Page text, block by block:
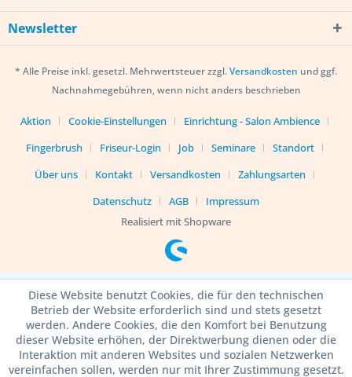
Newsletter
* Alle Preise inkl. gesetzl. Mehrwertsteuer zzgl.Versandkosten und ggf.
Nachnahmegebühren, wenn nicht anders beschrieben
Aktion Cookie-Einstellungen
Einrichtung - Salon Ambience
Fingerbrush
Friseur-Login Job Seminare
Standort
Über uns
Kontakt Versandkosten
Zahlungsarten
Datenschutz
AGB
Impressum
Realisiert mit Shopware
Diese Website benutzt Cookies, die für den technischen
Betrieb der Website erforderlich sind und stets gesetzt
werden. Andere Cookies, die den Komfort bei Benutzung
dieser Website erhöhen, der Direktwerbung dienen oder die
Interaktion mit anderen Websites und sozialen Netzwerken
vereinfachen sollen, werden nur mit Ihrer Zustimmung gesetzt.